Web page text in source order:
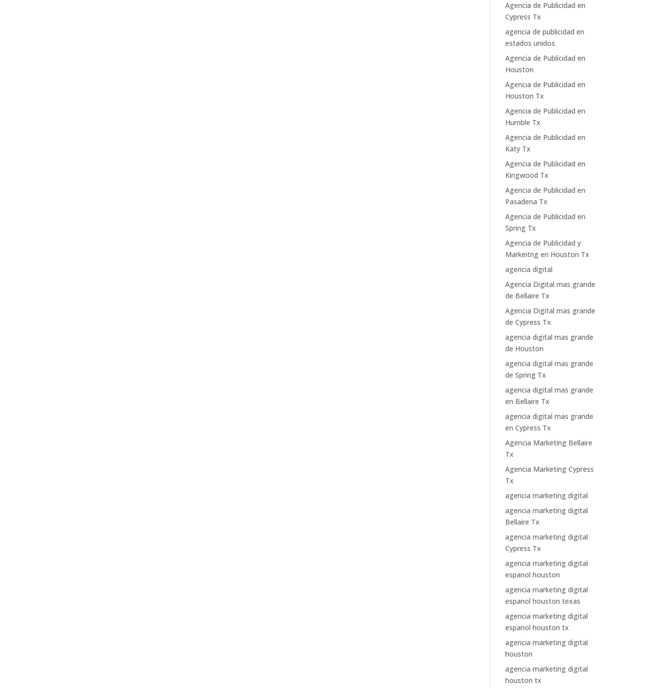
Agencia de Publicidad en
Cypress Tx
agencia de publicidad en
estados unidos
Agencia de Publicidad en
Houston
Agencia de Publicidad en
Houston Tx
Agencia de Publicidad en
Humble Tx
Agencia de Publicidad en
Katy Tx
Agencia de Publicidad en
Kingwood Tx
Agencia de Publicidad en
Pasadena Tx
Agencia de Publicidad en
Spring Tx
Agencia de Publicidad y
Markeitng en Houston Tx
agencia digital
Agencia Digital mas grande
de Bellaire Tx
Agencia Digital mas grande
de Cypress Tx
agencia digital mas grande
de Houston
agencia digital mas grande
de Spring Tx
agencia digital mas grande
en Bellaire Tx
agencia digital mas grande
en Cypress Tx
Agencia Marketing Bellaire
Tx
Agencia Marketing Cypress
Tx
agencia marketing digital
agencia marketing digital
Bellaire Tx
agencia marketing digital
Cypress Tx
agencia marketing digital
espanol houston
agencia marketing digital
espanol houston texas
agencia marketing digital
espanol houston tx
agencia marketing digital
houston
agencia marketing digital
houston tx